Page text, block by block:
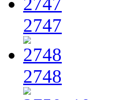
2747
2748